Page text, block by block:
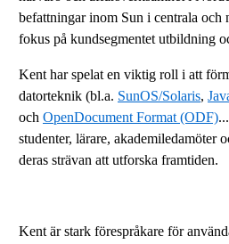
befattningar inom Sun i centrala och
fokus på kundsegmentet utbildning
Kent har spelat en viktig roll i att
datorteknik (bl.a. SunOS/Solaris,
och OpenDocument Format (ODF)
studenter, lärare, akademiledamöter
deras strävan att utforska framtiden.
Kent är stark förespråkare för